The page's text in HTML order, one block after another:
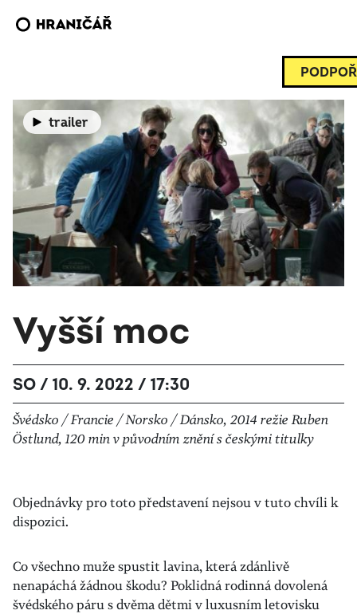
trailer
Vyšší moc
SO / 10. 9. 2022 / 17:30
Švédsko / Francie / Norsko / Dánsko, 2014 režie Ruben
Östlund, 120 min v původním znění s českými titulky
Objednávky pro toto představení nejsou v tuto chvíli k
dispozici.
Co všechno muže spustit lavina, která zdánlivě
nenapáchá žádnou škodu? Poklidná rodinná dovolená
švédského páru s dvěma dětmi v luxusním letovisku